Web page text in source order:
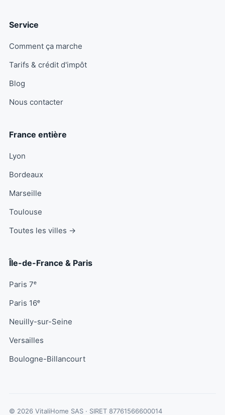
Service
Comment ça marche
Tarifs & crédit d'impôt
Blog
Nous contacter
France entière
Lyon
Bordeaux
Marseille
Toulouse
Toutes les villes →
Île-de-France & Paris
Paris 7ᵉ
Paris 16ᵉ
Neuilly-sur-Seine
Versailles
Boulogne-Billancourt
© 2026 VitaliHome SAS · SIRET 87761566600014